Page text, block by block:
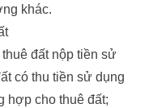
khác.
đất nộp tiền sử
có thu tiền sử dụng
hợp cho thuê đất;